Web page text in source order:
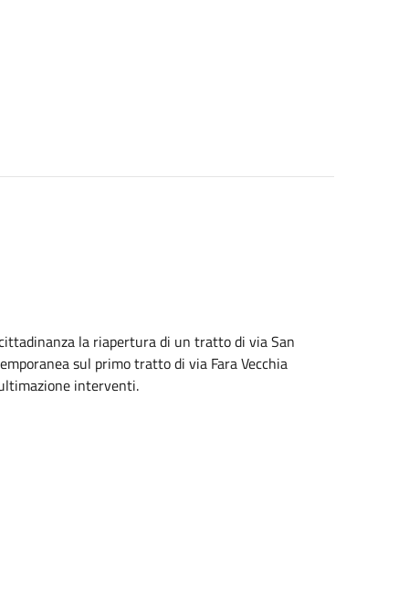
la riapertura di un tratto di via San
sul primo tratto di via Fara Vecchia
interventi.